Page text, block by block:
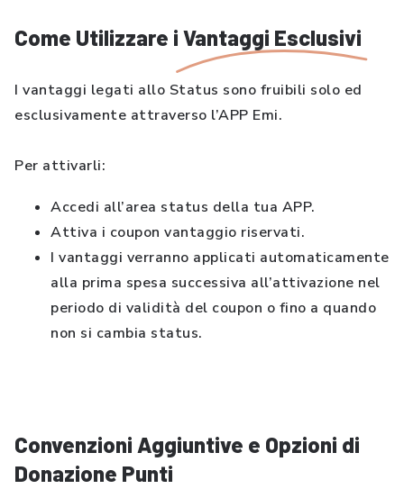
Come Utilizzare i Vantaggi Esclusivi
I vantaggi legati allo Status sono fruibili solo ed
esclusivamente attraverso l’APP Emi.
Per attivarli:
Accedi all’area status della tua APP.
Attiva i coupon vantaggio riservati.
I vantaggi verranno applicati automaticamente
alla prima spesa successiva all’attivazione nel
periodo di validità del coupon o fino a quando
non si cambia status.
Convenzioni Aggiuntive e Opzioni di
Donazione Punti